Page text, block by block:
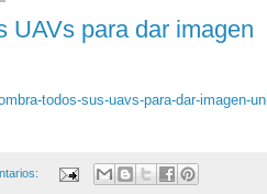
UAVs para dar imagen
todos-sus-uavs-para-dar-imagen-